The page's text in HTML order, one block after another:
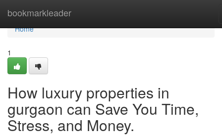
bookmarkleader
Home
Home
1
How luxury properties in
gurgaon can Save You Time,
Stress, and Money.